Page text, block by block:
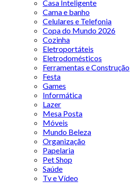
Casa Inteligente
Cama e banho
Celulares e Telefonia
Copa do Mundo 2026
Cozinha
Eletroportáteis
Eletrodomésticos
Ferramentas e Construção
Festa
Games
Informática
Lazer
Mesa Posta
Móveis
Mundo Beleza
Organização
Papelaria
Pet Shop
Saúde
Tv e Vídeo